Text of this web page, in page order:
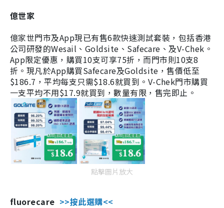
億世家
億家世門市及App現已有售6款快速測試套裝，包括香港
公司研發的Wesail、Goldsite、Safecare、及V-Chek。
App限定優惠，購買10支可享75折，而門市則10支8
折。現凡於App購買Safecare及Goldsite，售價低至
$186.7，平均每支只需$18.6就買到。V-Chek門市購買
一支平均不用$17.9就買到，數量有限，售完即止。
點擊圖片放大
fluorecare >>按此選購<<